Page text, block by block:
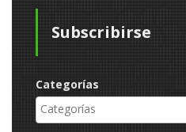
Subscribirse
Categorías